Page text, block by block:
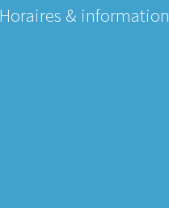
Horaires & information